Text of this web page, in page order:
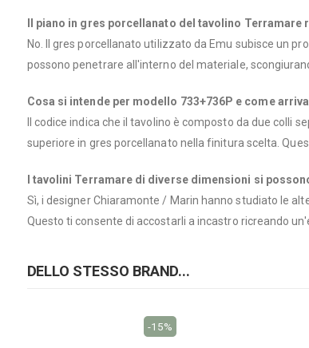
Il piano in gres porcellanato del tavolino
No. Il gres porcellanato utilizzato da Emu subisce un
possono penetrare all'interno del materiale,
Cosa si intende per modello 733+736P e come
Il codice indica che il tavolino è composto da due colli
superiore in gres porcellanato nella finitura scelta.
I tavolini Terramare di diverse dimensioni si
Sì, i designer Chiaramonte / Marin hanno studiato le
Questo ti consente di accostarli a incastro ricreando
DELLO STESSO BRAND...
-15%